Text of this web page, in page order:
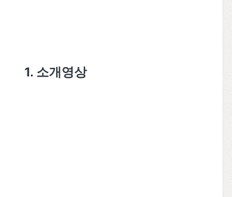
1. 소개영상